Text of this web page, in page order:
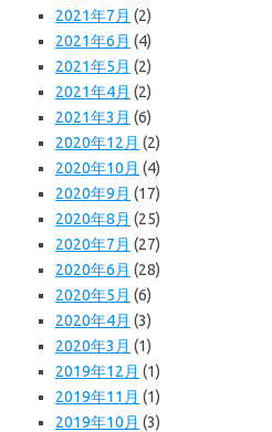
2021年7月 (2)
2021年6月 (4)
2021年5月 (2)
2021年4月 (2)
2021年3月 (6)
2020年12月 (2)
2020年10月 (4)
2020年9月 (17)
2020年8月 (25)
2020年7月 (27)
2020年6月 (28)
2020年5月 (6)
2020年4月 (3)
2020年3月 (1)
2019年12月 (1)
2019年11月 (1)
2019年10月 (3)